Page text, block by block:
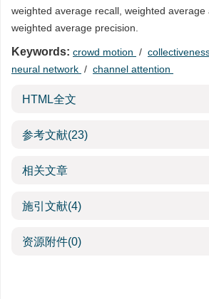
weighted average recall, weighted average
weighted average precision.
Keywords: crowd motion /
neural network / channel attention
HTML全文
参考文献(23)
相关文章
施引文献(4)
资源附件(0)